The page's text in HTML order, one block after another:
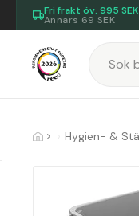
Fri frakt öv. 995 SEK
Annars 69 SEK
Hygien- &